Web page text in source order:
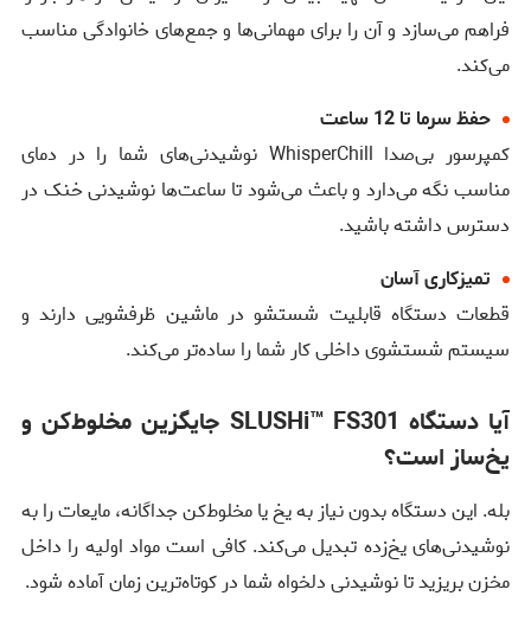
فراهم می‌سازد و آن را برای مهمانی‌ها و جمع‌های خانوادگی مناسب
می‌کند.
حفظ سرما تا 12 ساعت
کمپرسور بی‌صدا WhisperChill نوشیدنی‌های شما را در دمای
مناسب نگه می‌دارد و باعث می‌شود تا ساعت‌ها نوشیدنی خنک در
دسترس داشته باشید.
تمیزکاری آسان
قطعات دستگاه قابلیت شستشو در ماشین ظرفشویی دارند و
سیستم شستشوی داخلی کار شما را ساده‌تر می‌کند.
آیا دستگاه SLUSHi™ FS301 جایگزین مخلوط‌کن و
یخ‌ساز است؟
بله. این دستگاه بدون نیاز به یخ یا مخلوط‌کن جداگانه، مایعات را به
نوشیدنی‌های یخ‌زده تبدیل می‌کند. کافی است مواد اولیه را داخل
مخزن بریزید تا نوشیدنی دلخواه شما در کوتاه‌ترین زمان آماده شود.